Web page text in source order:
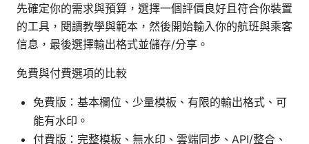
先確定你的需求與預算，選擇一個評價良好且符合你裝置
的工具，閱讀教學與範本，然後開始輸入你的航班與乘客
信息，最後選擇輸出格式並儲存/分享。
免費與付費選項的比較
免費版：基本欄位、少量模板、有限的輸出格式、可
能有水印。
付費版：完整模板、無水印、雲端同步、API/整合、